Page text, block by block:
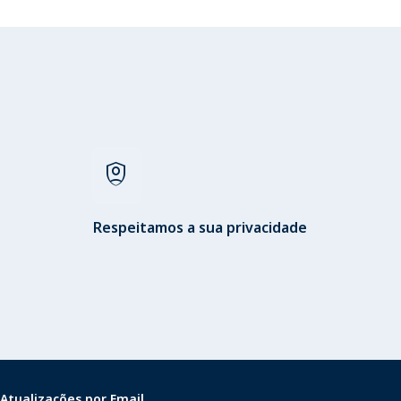
shield_person
Respeitamos a sua privacidade